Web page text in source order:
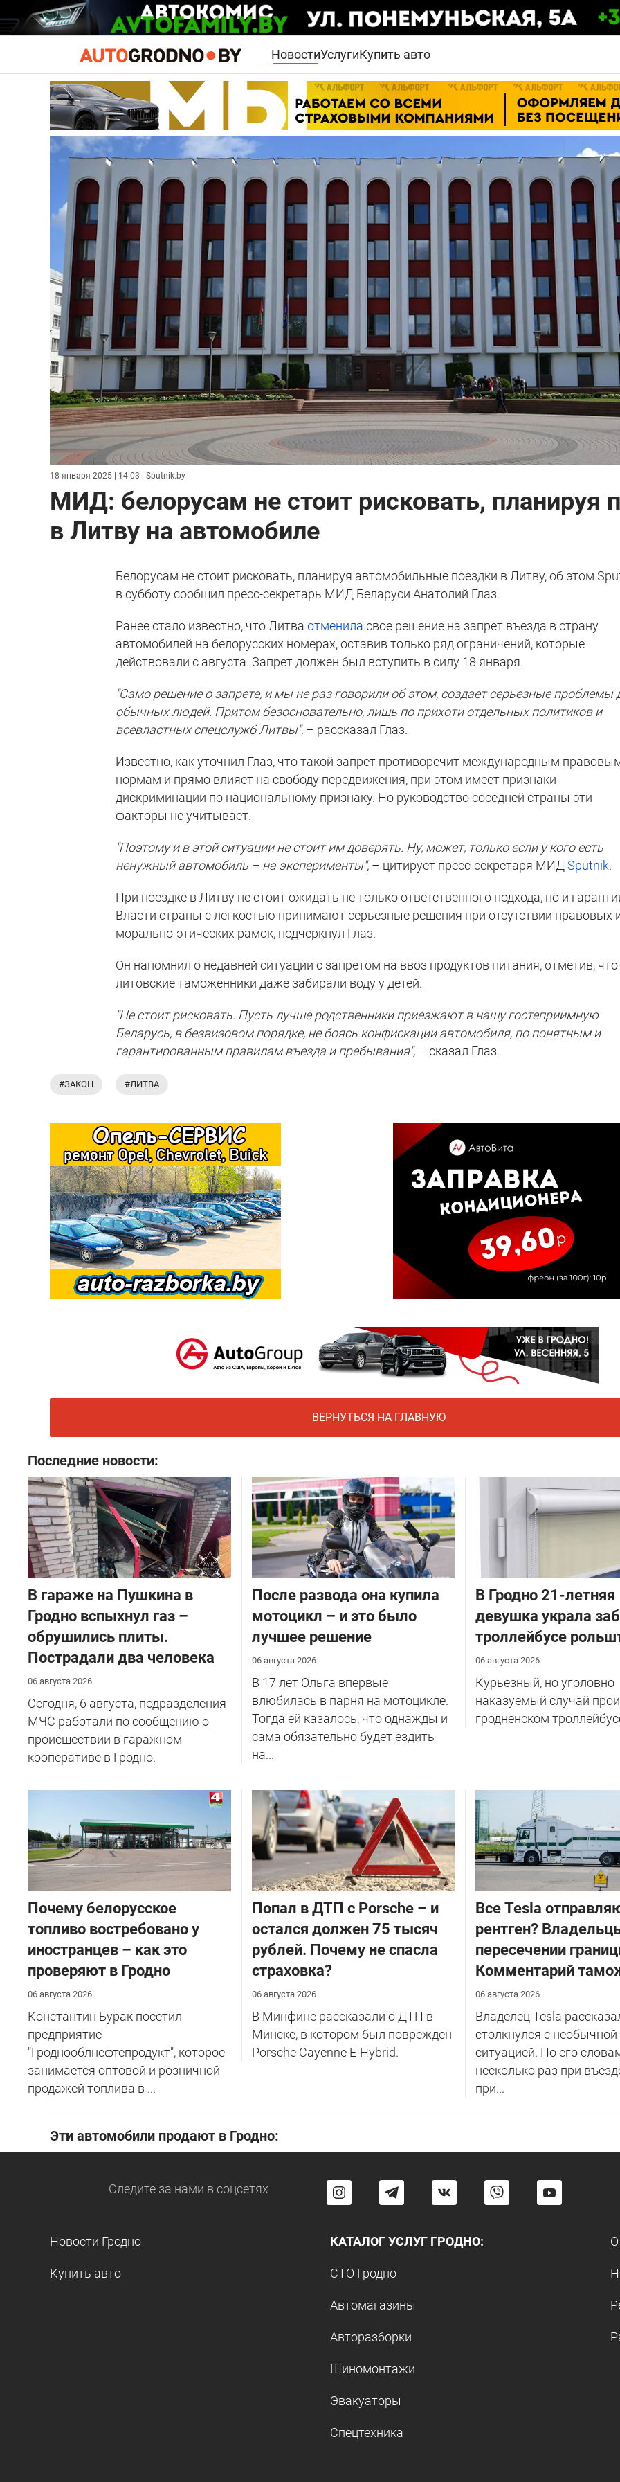
НовостиУслугиКупить авто
18 января 2025 | 14:03 | Sputnik.by
МИД: белорусам не стоит рисковать, планируя
в Литву на автомобиле
Белорусам не стоит рисковать, планируя автомобильные поездки в Литву, об этом
в субботу сообщил пресс-секретарь МИД Беларуси Анатолий Глаз.
Ранее стало известно, что Литваотменила свое решение на запрет въезда в страну
автомобилей на белорусских номерах, оставив только ряд ограничений, которые
действовали с августа. Запрет должен был вступить в силу 18 января.
"Само решение о запрете, и мы не раз говорили об этом, создает серьезные проблемы
обычных людей. Притом безосновательно, лишь по прихоти отдельных политиков и
всевластных спецслужб Литвы", – рассказал Глаз.
Известно, как уточнил Глаз, что такой запрет противоречит международным
нормам и прямо влияет на свободу передвижения, при этом имеет признаки
дискриминации по национальному признаку. Но руководство соседней страны эти
факторы не учитывает.
"Поэтому и в этой ситуации не стоит им доверять. Ну, может, только если у кого есть
ненужный автомобиль – на эксперименты", – цитирует пресс-секретаря МИДSputnik.
При поездке в Литву не стоит ожидать не только ответственного подхода, но и
Власти страны с легкостью принимают серьезные решения при отсутствии правовых
морально-этических рамок, подчеркнул Глаз.
Он напомнил о недавней ситуации с запретом на ввоз продуктов питания, отметив, что
литовские таможенники даже забирали воду у детей.
"Не стоит рисковать. Пусть лучше родственники приезжают в нашу гостеприимную
Беларусь, в безвизовом порядке, не боясь конфискации автомобиля, по понятным и
гарантированным правилам въезда и пребывания", – сказал Глаз.
#ЗАКОН #ЛИТВА
ВЕРНУТЬСЯ НА ГЛАВНУЮ
Последние новости:
В гараже на Пушкина в
Гродно вспыхнул газ –
обрушились плиты.
Пострадали два человека
06 августа 2026
Сегодня, 6 августа, подразделения
МЧС работали по сообщению о
происшествии в гаражном
кооперативе в Гродно.
После развода она купила
мотоцикл – и это было
лучшее решение
06 августа 2026
В 17 лет Ольга впервые
влюбилась в парня на мотоцикле.
Тогда ей казалось, что однажды и
сама обязательно будет ездить
на...
В Гродно 21-летняя
девушка украла
троллейбусе
06 августа 2026
Курьезный, но уголовно
наказуемый случай
гродненском
Почему белорусское
топливо востребовано у
иностранцев – как это
проверяют в Гродно
06 августа 2026
Константин Бурак посетил
предприятие
"Гроднооблнефтепродукт", которое
занимается оптовой и розничной
продажей топлива в ...
​Попал в ДТП с Porsche – и
остался должен 75 тысяч
рублей. Почему не спасла
страховка?
06 августа 2026
В Минфине рассказали о ДТП в
Минске, в котором был поврежден
Porsche Cayenne E-Hybrid.
Все Tesla
рентген?
пересечении
Комментарий
06 августа 2026
Владелец Tesla
столкнулся с необычной
ситуацией. По его
несколько раз при
при...
Эти автомобили продают в Гродно:
Следите за нами в соцсетях
Новости Гродно
Купить авто
КАТАЛОГ УСЛУГ ГРОДНО:
СТО Гродно
Автомагазины
Авторазборки
Шиномонтажи
Эвакуаторы
Спецтехника